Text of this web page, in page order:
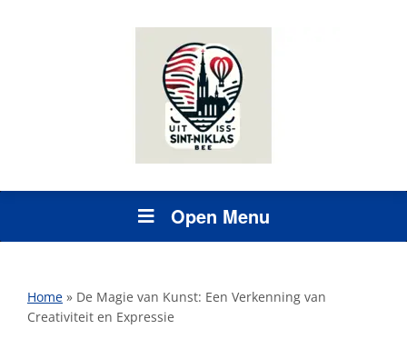
Open Menu
Home » De Magie van Kunst: Een Verkenning van
Creativiteit en Expressie